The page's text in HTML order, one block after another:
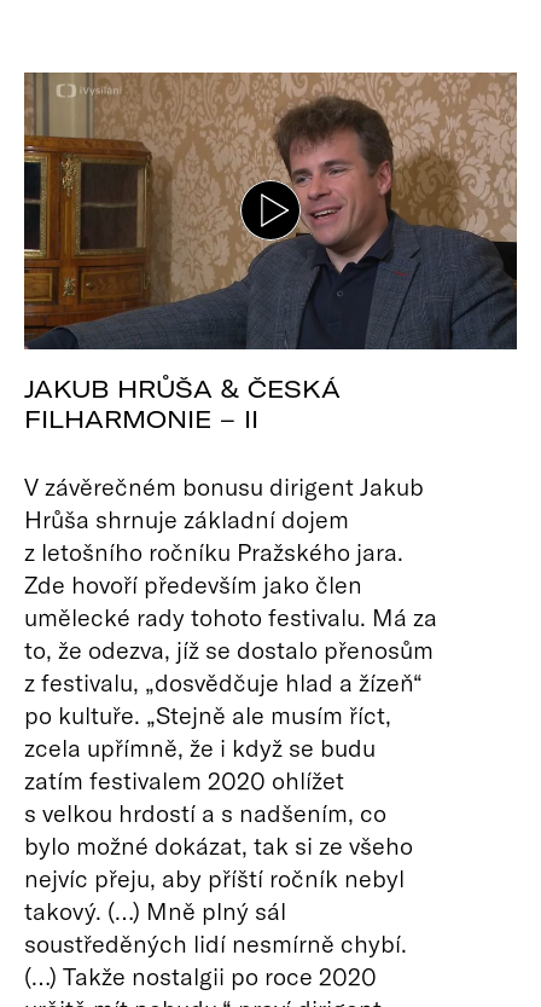
JAKUB HRŮŠA & ČESKÁ
FILHARMONIE – II
V závěrečném bonusu dirigent Jakub
Hrůša shrnuje základní dojem
z letošního ročníku Pražského jara.
Zde hovoří především jako člen
umělecké rady tohoto festivalu. Má za
to, že odezva, jíž se dostalo přenosům
z festivalu, „dosvědčuje hlad a žízeň“
po kultuře. „Stejně ale musím říct,
zcela upřímně, že i když se budu
zatím festivalem 2020 ohlížet
s velkou hrdostí a s nadšením, co
bylo možné dokázat, tak si ze všeho
nejvíc přeju, aby příští ročník nebyl
takový. (…) Mně plný sál
soustředěných lidí nesmírně chybí.
(…) Takže nostalgii po roce 2020